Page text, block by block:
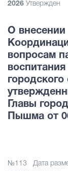
2026 Утвержден
О внесении
вопросам
Главы
Пышма от
№113 Дата